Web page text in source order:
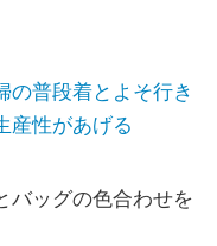
の普段着とよそ行き
産性があげる
バッグの色合わせを